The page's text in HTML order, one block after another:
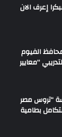
إعرف الان
الفيوم
“معايير
“تروس مصر
بطامية